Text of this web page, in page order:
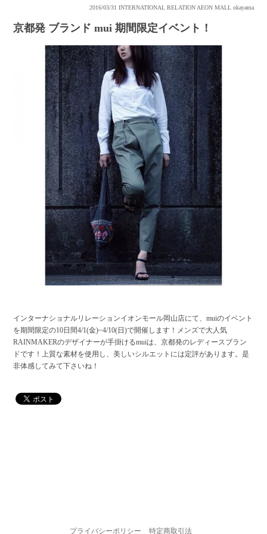
2016/03/31 INTERNATIONAL RELATION AEON MALL okayama
京都発 ブランド mui 期間限定イベント！
インターナショナルリレーションイオンモール岡山店にて、muiのイベント
を期間限定の10日間4/1(金)~4/10(日)で開催します！メンズで大人気
RAINMAKERのデザイナーが手掛けるmuiは、京都発のレディースブラン
ドです！上質な素材を使用し、美しいシルエットには定評があります。是
非体感してみて下さいね！
プライバシーポリシー 特定商取引法